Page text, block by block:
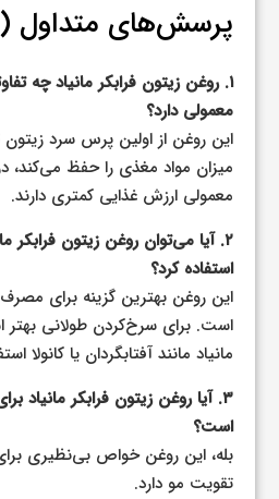
پرسش‌های متداول (FAQ)
۱. روغن زیتون فرابکر مانیاد چه
معمولی دارد؟
این روغن از اولین پرس سرد
میزان مواد مغذی را حفظ می‌کند،
معمولی ارزش غذایی کمتری دارند.
۲. آیا می‌توان روغن زیتون فرابکر
استفاده کرد؟
این روغن بهترین گزینه برای
است. برای سرخ‌کردن طولانی بهتر
مانیاد مانند آفتابگردان یا کانولا
۳. آیا روغن زیتون فرابکر
است؟
بله، این روغن خواص بی‌نظیری
تقویت مو دارد.